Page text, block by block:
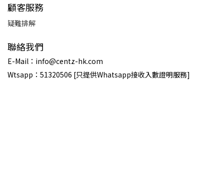
顧客服務
疑難排解
聯絡我們
E-Mail：info@centz-hk.com
Wtsapp：51320506 [只提供Whatsapp接收入數證明服務]